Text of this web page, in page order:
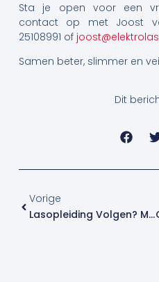
Sta je open voor een
contact op met Joost
25108991 of
Samen beter, slimmer en
Dit
Vorige
Lasopleiding Volgen? Meld Je Aan Voor September